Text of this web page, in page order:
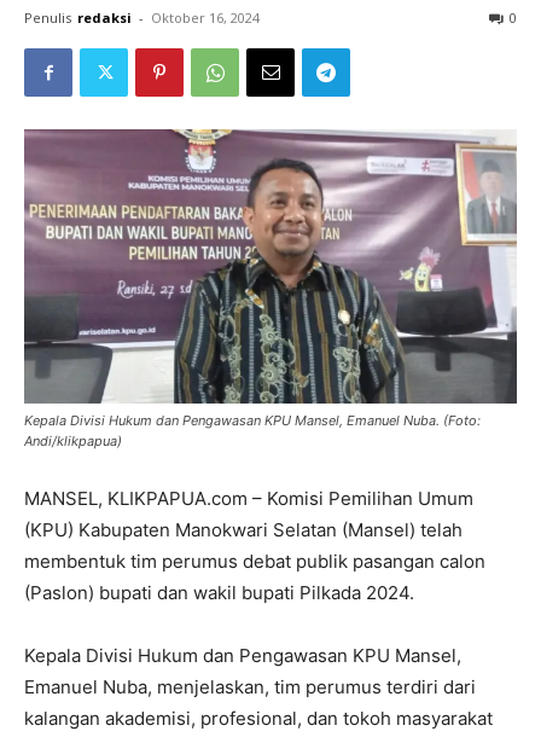
Penulis redaksi - Oktober 16, 2024 0
Kepala Divisi Hukum dan Pengawasan KPU Mansel, Emanuel Nuba. (Foto:
Andi/klikpapua)
MANSEL, KLIKPAPUA.com – Komisi Pemilihan Umum
(KPU) Kabupaten Manokwari Selatan (Mansel) telah
membentuk tim perumus debat publik pasangan calon
(Paslon) bupati dan wakil bupati Pilkada 2024.
Kepala Divisi Hukum dan Pengawasan KPU Mansel,
Emanuel Nuba, menjelaskan, tim perumus terdiri dari
kalangan akademisi, profesional, dan tokoh masyarakat